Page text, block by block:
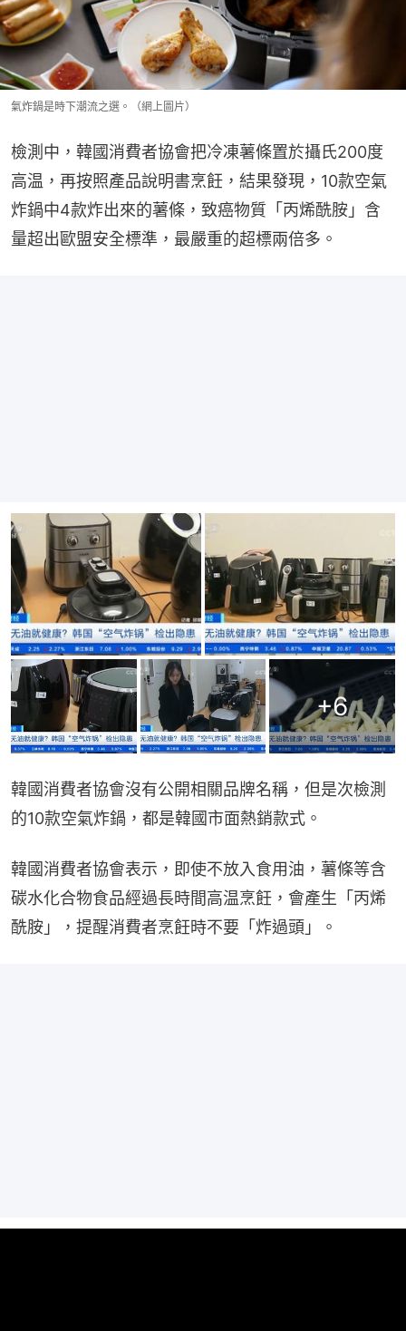
氣炸鍋是時下潮流之選。（網上圖片）
檢測中，韓國消費者協會把冷凍薯條置於攝氏200度
高温，再按照產品說明書烹飪，結果發現，10款空氣
炸鍋中4款炸出來的薯條，致癌物質「丙烯酰胺」含
量超出歐盟安全標準，最嚴重的超標兩倍多。
+6
韓國消費者協會沒有公開相關品牌名稱，但是次檢測
的10款空氣炸鍋，都是韓國市面熱銷款式。
韓國消費者協會表示，即使不放入食用油，薯條等含
碳水化合物食品經過長時間高温烹飪，會產生「丙烯
酰胺」，提醒消費者烹飪時不要「炸過頭」。